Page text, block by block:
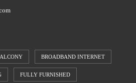
BROADBAND INTERNET
FULLY FURNISHED